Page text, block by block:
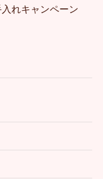
れキャンペーン